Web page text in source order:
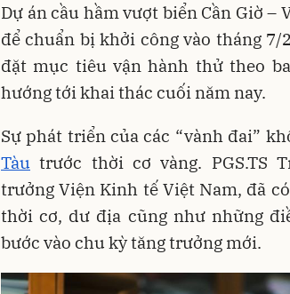
Dự án cầu hầm vượt biển Cần Giờ
để chuẩn bị khởi công vào tháng 7/
đặt mục tiêu vận hành thử theo
hướng tới khai thác cuối năm nay.
Sự phát triển của các “vành đai”
Tàu trước thời cơ vàng. PGS.TS
trưởng Viện Kinh tế Việt Nam, đã
thời cơ, dư địa cũng như những
bước vào chu kỳ tăng trưởng mới.